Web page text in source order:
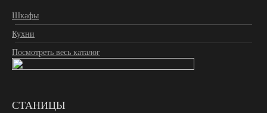
Шкафы
Кухни
Посмотреть весь каталог
СТАНИЦЫ